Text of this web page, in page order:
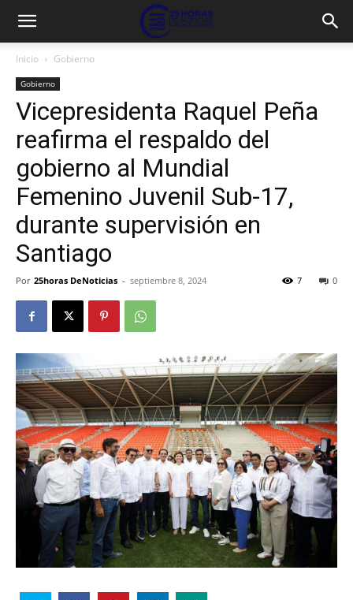
Inicio Gobierno
Gobierno
Vicepresidenta Raquel Peña
reafirma el respaldo del
gobierno al Mundial
Femenino Juvenil Sub-17,
durante supervisión en
Santiago
Por 25horas DeNoticias - septiembre 8, 2024 0
7